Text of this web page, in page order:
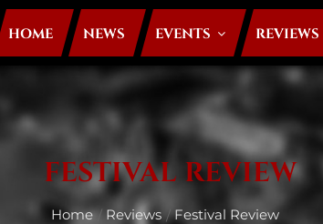
HOME NEWS EVENTS REVIEWS
FESTIVAL REVIEW
Home Reviews Festival Review